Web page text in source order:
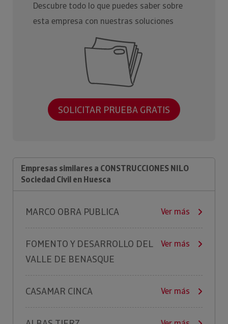
Descubre todo lo que puedes saber sobre
esta empresa con nuestras soluciones
SOLICITAR PRUEBA GRATIS
Empresas similares a CONSTRUCCIONES NILO
Sociedad Civil en Huesca
MARCO OBRA PUBLICA Ver más
FOMENTO Y DESARROLLO DEL
VALLE DE BENASQUE
Ver más
CASAMAR CINCA Ver más